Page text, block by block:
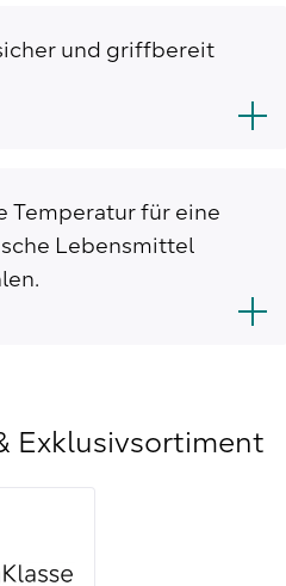
und griffbereit
Temperatur für eine
Lebensmittel
Exklusivsortiment